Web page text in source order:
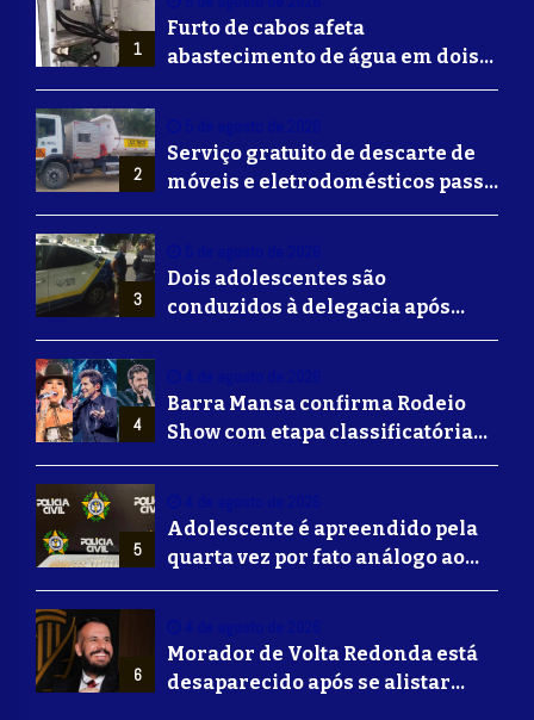
1
Furto de cabos afeta
abastecimento de água em dois
bairros de Volta Redonda
2
Serviço gratuito de descarte de
móveis e eletrodomésticos passa
a ser oferecido em Volta
3
Dois adolescentes são
conduzidos à delegacia após
suposta agressão a idoso em
4
Barra Mansa confirma Rodeio
Show com etapa classificatória
para Barretos e grandes nomes
5
Adolescente é apreendido pela
quarta vez por fato análogo ao
tráfico de drogas durante
Barra Mansa
6
Morador de Volta Redonda está
desaparecido após se alistar